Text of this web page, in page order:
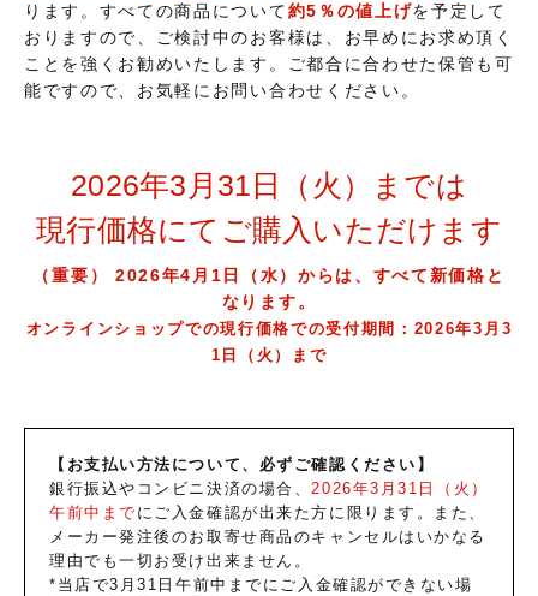
ります。すべての商品について約5％の値上げを予定して
おりますので、ご検討中のお客様は、お早めにお求め頂く
ことを強くお勧めいたします。ご都合に合わせた保管も可
能ですので、お気軽にお問い合わせください。
2026年3月31日（火）までは
現行価格にてご購入いただけます
（重要） 2026年4月1日（水）からは、すべて新価格と
なります。
オンラインショップでの現行価格での受付期間：2026年3月3
1日（火）まで
【お支払い方法について、必ずご確認ください】
銀行振込やコンビニ決済の場合、2026年3月31日（火）
午前中まで にご入金確認が出来た方に限ります。また、
メーカー発注後のお取寄せ商品のキャンセルはいかなる
理由でも一切お受け出来ません。
*当店で3月31日午前中までにご入金確認ができない場